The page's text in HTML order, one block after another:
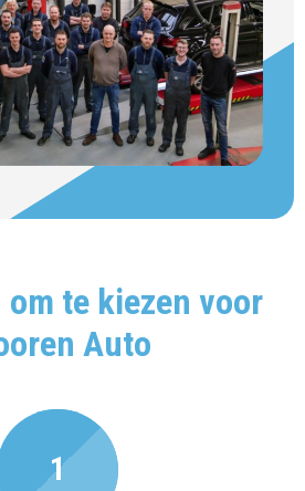
om te kiezen voor
Auto